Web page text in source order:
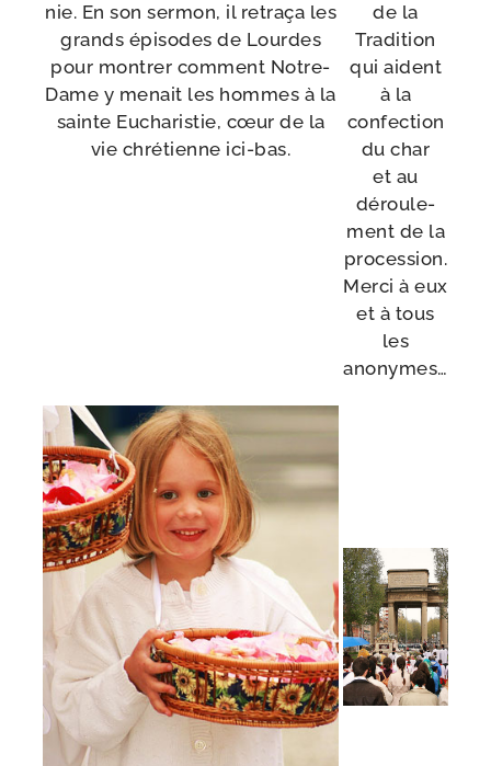
nie. En son ser­mon, il retra­ça les
grands épi­sodes de Lourdes
pour mon­trer com­ment Notre-​
Dame y menait les hommes à la
sainte Eucharistie, cœur de la
vie chré­tienne ici-bas.
de la
Tradition
qui aident
à la
confec­tion
du char
et au
dérou­le­
ment de la
pro­ces­sion.
Merci à eux
et à tous
les
anonymes…